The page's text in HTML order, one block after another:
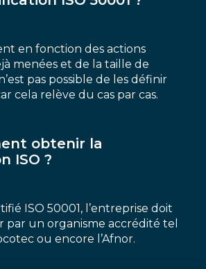
en fonction des actions
menées et de la taille de
pas possible de les définir
cela relève du cas par cas.
obtenir la
ISO ?
ISO 50001, l’entreprise doit
par un organisme accrédité tel
ou encore l’Afnor.